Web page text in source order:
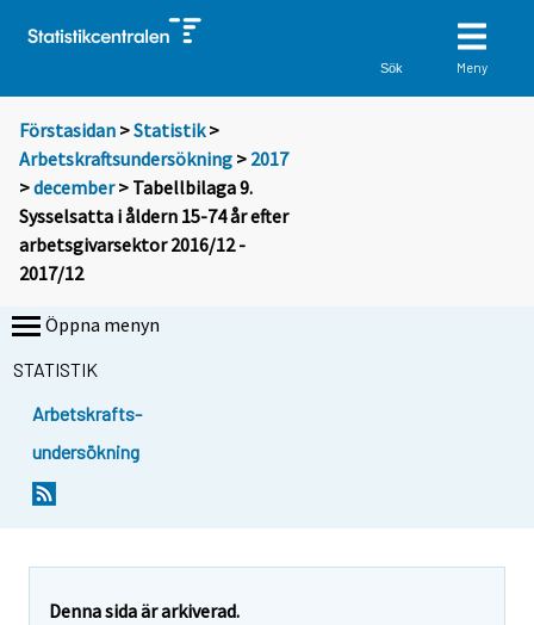
Sök Meny
Förstasidan >Statistik >
Arbetskraftsundersökning > 2017
>december> Tabellbilaga 9.
Sysselsatta i åldern 15-74 år efter
arbetsgivarsektor 2016/12 -
2017/12
Öppna menyn
STATISTIK
Arbetskrafts-
undersökning
Denna sida är arkiverad.